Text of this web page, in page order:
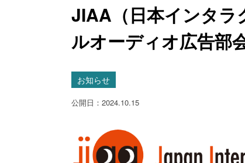
JIAA（日本インタラ
ルオーディオ広告部
お知らせ
公開日：2024.10.15